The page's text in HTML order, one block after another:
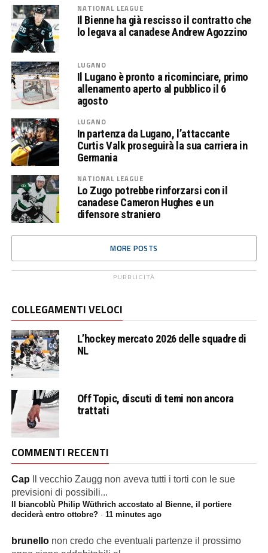
NATIONAL LEAGUE
Il Bienne ha già rescisso il contratto che
lo legava al canadese Andrew Agozzino
LUGANO
Il Lugano è pronto a ricominciare, primo
allenamento aperto al pubblico il 6
agosto
LUGANO
In partenza da Lugano, l’attaccante
Curtis Valk proseguirà la sua carriera in
Germania
NATIONAL LEAGUE
Lo Zugo potrebbe rinforzarsi con il
canadese Cameron Hughes e un
difensore straniero
MORE POSTS
PUBBLICITÀ
COLLEGAMENTI VELOCI
L’hockey mercato 2026 delle squadre di
NL
Off Topic, discuti di temi non ancora
trattati
COMMENTI RECENTI
Cap
Il vecchio Zaugg non aveva tutti i torti con le sue
previsioni di possibili...
Il biancoblù Philip Wüthrich accostato al Bienne, il portiere
deciderà entro ottobre?· 11 minutes ago
brunello non credo che eventuali partenze il prossimo